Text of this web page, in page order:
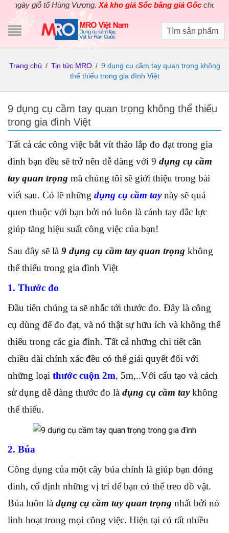
tổ Hùng Vương.Xả kho giá Sốc bằng giá Gốccho các sản
Trang chủ / Tin tức MRO / 9 dụng cụ cầm tay quan trọng không
thể thiếu trong gia đình Việt
9 dụng cụ cầm tay quan trọng không thể thiếu
trong gia đình Việt
Tất cả các công việc bắt vít tháo lắp đo đạt trong gia
đình bạn đều sẽ trở nên dễ dàng với 9 dụng cụ cầm
tay quan trọng mà chúng tôi sẽ giới thiệu trong bài
viết sau. Có lẽ những dụng cụ cầm taynày sẽ quá
quen thuộc với bạn bởi nó luôn là cánh tay đắc lực
giúp tăng hiệu suất công việc của bạn!
Sau đây sẽ là 9 dụng cụ cầm tay quan trọng không
thể thiếu trong gia đình Việt
1. Thước đo
Đầu tiên chúng ta sẽ nhắc tới thước đo. Đây là công
cụ dùng để đo đạt, và nó thật sự hữu ích và không thể
thiếu trong các gia đình. Tất cả những chi tiết cần
chiều dài chính xác đều có thể giải quyết đối với
những loại thước cuộn 2m, 5m,..Với cấu tạo và cách
sử dụng dễ dàng thước đo là dụng cụ cầm taykhông
thể thiếu.
2. Búa
Công dụng của một cây búa chính là giúp bạn đóng
đinh, cố định những vị trí để bạn có thể treo đồ vật.
Búa luôn là dụng cụ cầm tay quan trọng nhất bởi nó
linh hoạt trong mọi công việc. Hiện tại có rất nhiều